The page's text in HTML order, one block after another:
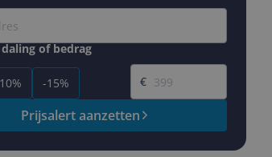
of bedrag
-15%
Gewenste prijs
€
Prijsalert aanzetten